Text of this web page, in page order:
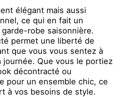
élégant mais aussi
ce qui en fait un
robe saisonnière.
permet une liberté de
que vous vous sentez à
journée. Que vous le portiez
décontracté ou
pour un ensemble chic, ce
à vos besoins de style.